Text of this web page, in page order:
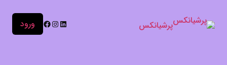
پرشیانکس ورود